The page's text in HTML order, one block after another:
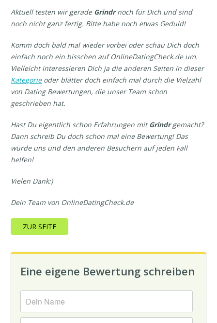
Aktuell testen wir gerade Grindrnoch für Dich und sind
noch nicht ganz fertig. Bitte habe noch etwas Geduld!
Komm doch bald mal wieder vorbei oder schau Dich doch
einfach noch ein bisschen auf OnlineDatingCheck.de um.
Vielleicht interessieren Dich ja die anderen Seiten in dieser
Kategorieoder blätter doch einfach mal durch die Vielzahl
von Dating Bewertungen, die unser Team schon
geschrieben hat.
Hast Du eigentlich schon Erfahrungen mitGrindr gemacht?
Dann schreib Du doch schon mal eine Bewertung! Das
würde uns und den anderen Besuchern auf jeden Fall
helfen!
Vielen Dank:)
Dein Team von OnlineDatingCheck.de
ZUR SEITE
Eine eigene Bewertung schreiben